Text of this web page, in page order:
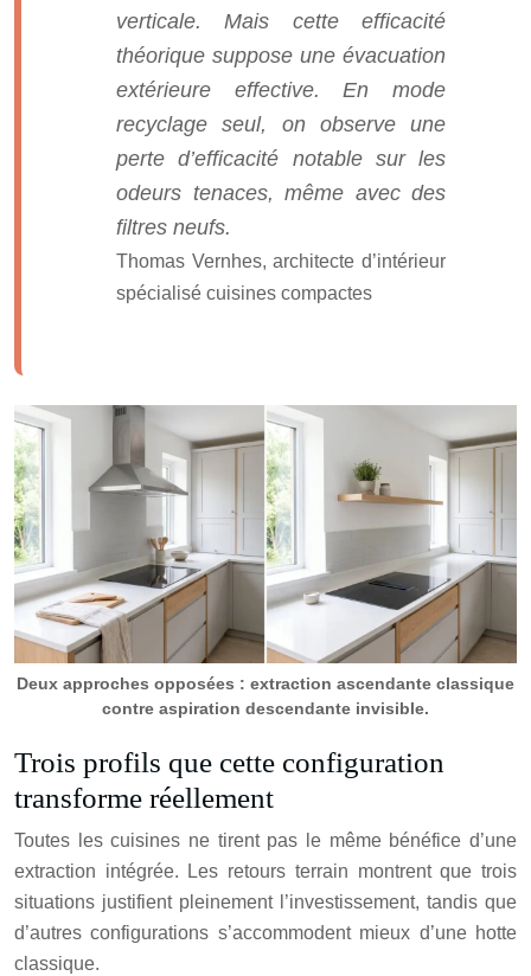
verticale. Mais cette efficacité
théorique suppose une évacuation
extérieure effective. En mode
recyclage seul, on observe une
perte d’efficacité notable sur les
odeurs tenaces, même avec des
filtres neufs.
Thomas Vernhes,architecte d’intérieur
spécialisé cuisines compactes
Deux approches opposées : extraction ascendante classique
contre aspiration descendante invisible.
Trois profils que cette configuration
transforme réellement
Toutes les cuisines ne tirent pas le même bénéfice d’une
extraction intégrée. Les retours terrain montrent que trois
situations justifient pleinement l’investissement, tandis que
d’autres configurations s’accommodent mieux d’une hotte
classique.